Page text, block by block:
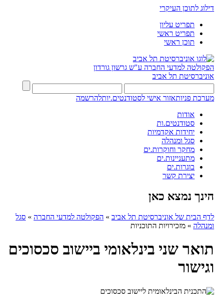
דילוג לתוכן העיקרי
תפריט עליון
תפריט ראשי
תוכן ראשי
הפקולטה למדעי החברה ע"ש גרשון גורדון
אוניברסיטת תל אביב
מערכת פניותאזור אישי לסטודנטים.יותלהרשמה
אודות
סטודנטים.ות
יחידות אקדמיות
סגל ומנהלה
מחקר וחוקרות.ים
מתעניינות.ים
בוגרות.ים
יצירת קשר
הינך נמצא כאן
לדף הבית של אוניברסיטת תל אביב » הפקולטה למדעי החברה » סגל
ומנהלה » מזכירויות התוכניות
תואר שני בינלאומי ביישוב סכסוכים
וגישור